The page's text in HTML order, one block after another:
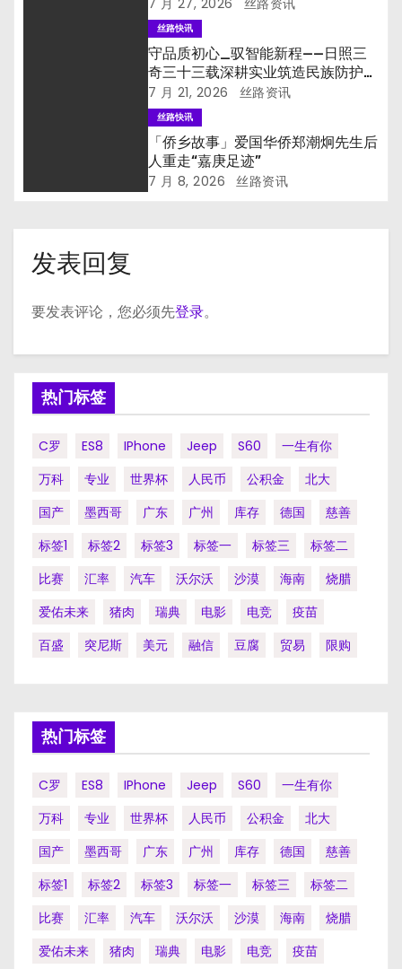
7 月 27, 2026 丝路资讯
丝路快讯
守品质初心_驭智能新程——日照三
奇三十三载深耕实业筑造民族防护品
牌
7 月 21, 2026 丝路资讯
丝路快讯
「侨乡故事」爱国华侨郑潮炯先生后
人重走“嘉庚足迹”
7 月 8, 2026 丝路资讯
发表回复
要发表评论，您必须先登录。
热门标签
C罗 ES8 IPhone Jeep S60
一生有你
万科
专业 世界杯 人民币 公积金
北大
国产
墨西哥 广东 广州 库存 德国
慈善
标签1
标签2 标签3 标签一 标签三
标签二
比赛
汇率 汽车 沃尔沃 沙漠 海南
烧腊
爱佑未来
猪肉 瑞典 电影 电竞
疫苗
百盛
突尼斯 美元 融信 豆腐 贸易 限购
热门标签
C罗 ES8 IPhone Jeep S60
一生有你
万科
专业 世界杯 人民币 公积金
北大
国产
墨西哥 广东 广州 库存 德国
慈善
标签1
标签2 标签3 标签一 标签三
标签二
比赛
汇率 汽车 沃尔沃 沙漠 海南
烧腊
爱佑未来
猪肉 瑞典 电影 电竞
疫苗